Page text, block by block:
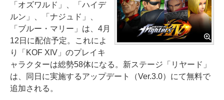
「オズワルド」、「ハイデ
ルン」、「ナジュド」、
「ブルー・マリー」は、4月
12日に配信予定。これによ
り「KOF XIV」のプレイキ
ャラクターは総勢58体になる。新ステージ「リヤード」
は、同日に実施するアップデート（Ver.3.0）にて無料で
追加される。